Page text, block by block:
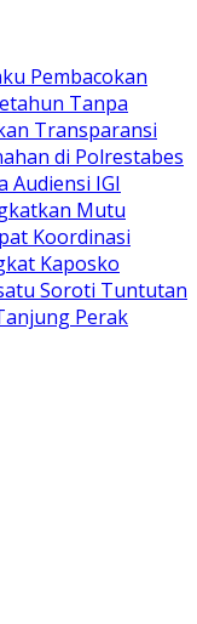
Pembacokan
Tanpa
Transparansi
di Polrestabes
Audiensi IGI
Mutu
Koordinasi
Kaposko
Soroti Tuntutan
Perak